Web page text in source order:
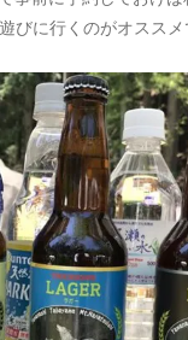
びに行くのがオススメ